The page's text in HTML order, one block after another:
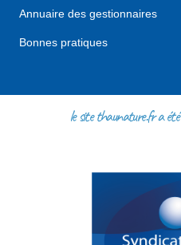
Annuaire des gestionnaires
Bonnes pratiques
le site thaunature.fr a